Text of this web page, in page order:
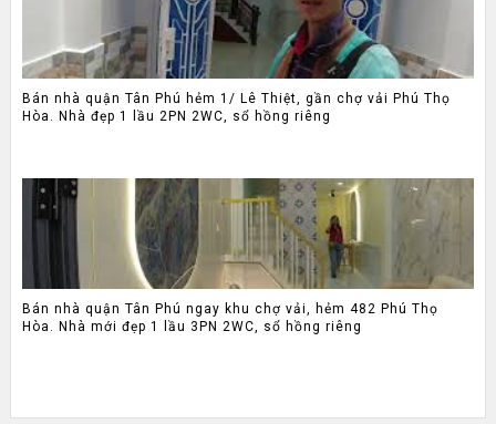
Bán nhà quận Tân Phú hẻm 1/ Lê Thiệt, gần chợ vải Phú Thọ
Hòa. Nhà đẹp 1 lầu 2PN 2WC, sổ hồng riêng
Bán nhà quận Tân Phú ngay khu chợ vải, hẻm 482 Phú Thọ
Hòa. Nhà mới đẹp 1 lầu 3PN 2WC, sổ hồng riêng